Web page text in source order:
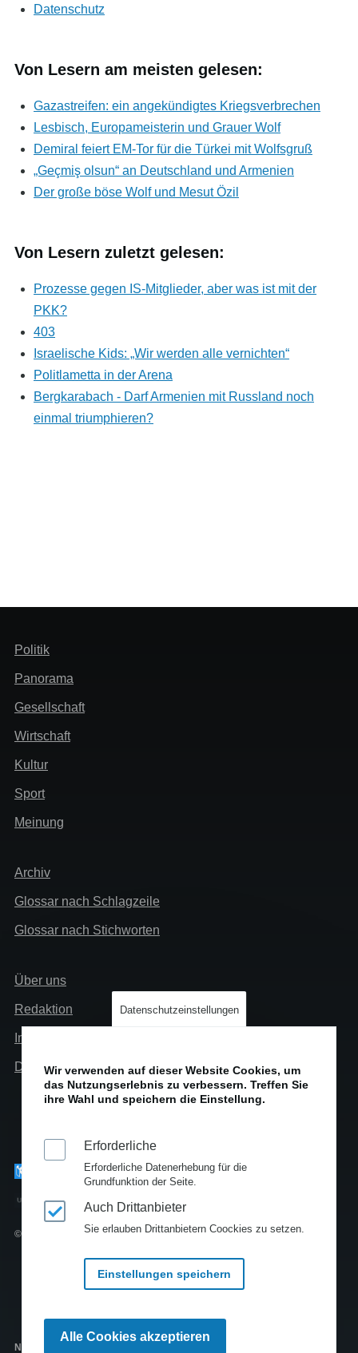
Datenschutz
Von Lesern am meisten gelesen:
Gazastreifen: ein angekündigtes Kriegsverbrechen
Lesbisch, Europameisterin und Grauer Wolf
Demiral feiert EM-Tor für die Türkei mit Wolfsgruß
„Geçmiş olsun“ an Deutschland und Armenien
Der große böse Wolf und Mesut Özil
Von Lesern zuletzt gelesen:
Prozesse gegen IS-Mitglieder, aber was ist mit der
PKK?
403
Israelische Kids: „Wir werden alle vernichten“
Politlametta in der Arena
Bergkarabach - Darf Armenien mit Russland noch
einmal triumphieren?
Header
Politik
Panorama
Gesellschaft
Wirtschaft
Kultur
Sport
Meinung
Extra
Archiv
Glossar nach Schlagzeile
Glossar nach Stichworten
Links
Über uns
Redaktion
Impressum
Datenschutz
© Copyright 2010-2025
Newsfeeds
Datenschutzeinstellungen
Wir verwenden auf dieser Website Cookies, um
das Nutzungserlebnis zu verbessern. Treffen Sie
ihre Wahl und speichern die Einstellung.
Erforderliche
Erforderliche Datenerhebung für die
Grundfunktion der Seite.
Auch Drittanbieter
Sie erlauben Drittanbietern Coockies zu setzen.
Einstellungen speichern
Alle Cookies akzeptieren